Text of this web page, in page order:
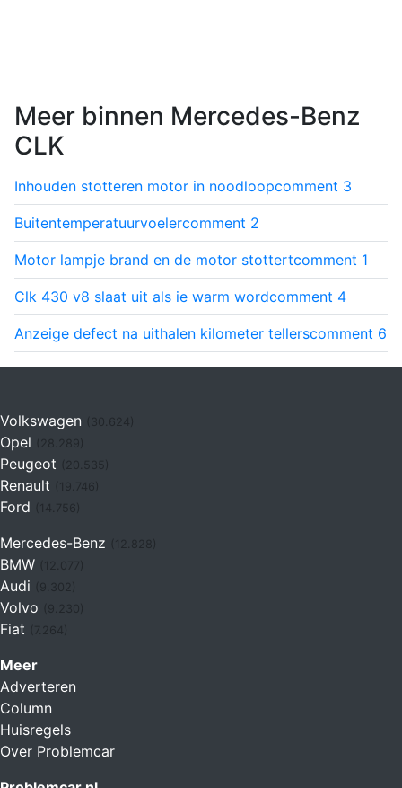
Meer binnen Mercedes-Benz
CLK
Inhouden stotteren motor in noodloopcomment 3
Buitentemperatuurvoelercomment 2
Motor lampje brand en de motor stottertcomment 1
Clk 430 v8 slaat uit als ie warm wordcomment 4
Anzeige defect na uithalen kilometer tellerscomment 6
Volkswagen (30.624)
Opel
Peugeot
Renault (19.746)
Ford (14.756)
Mercedes-Benz
BMW
Audi
Volvo
Fiat (7.264)
Meer
Adverteren
Column
Huisregels
Over Problemcar